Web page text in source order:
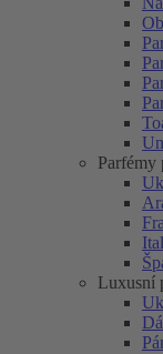
Parfémy
Luxusní